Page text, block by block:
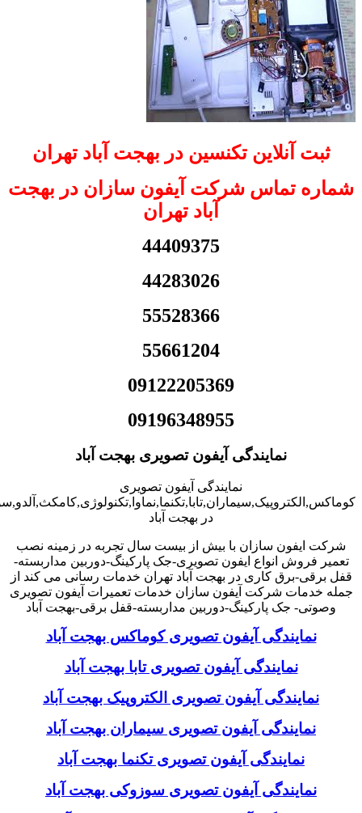
ثبت آنلاین تکنسین در بهجت آباد تهران
شماره تماس شرکت آیفون سازان در بهجت
آباد تهران
44409375
44283026
55528366
55661204
09122205369
09196348955
نمایندگی آیفون تصویری بهجت آباد
نمایندگی آیفون تصویری
در بهجت آباد
شرکت ایفون سازان با بیش از بیست سال تجربه در زمینه نصب
تعمیر فروش انواع ایفون تصویری-جک پارکینگ-دوربین مداربسته-
قفل برقی-برق کاری در بهجت آباد تهران خدمات رسانی می کند از
جمله خدمات شرکت آیفون سازان خدمات تعمیرات آیفون تصویری
وصوتی- جک پارکینگ-دوربین مداربسته-قفل برقی-بهجت آباد
نمایندگی آیفون تصویری کوماکس بهجت آباد
نمایندگی آیفون تصویری تابا بهجت آباد
نمایندگی آیفون تصویری الکتروپیک بهجت آباد
نمایندگی آیفون تصویری سیماران بهجت آباد
نمایندگی آیفون تصویری تکنما بهجت آباد
نمایندگی آیفون تصویری سوزوکی بهجت آباد